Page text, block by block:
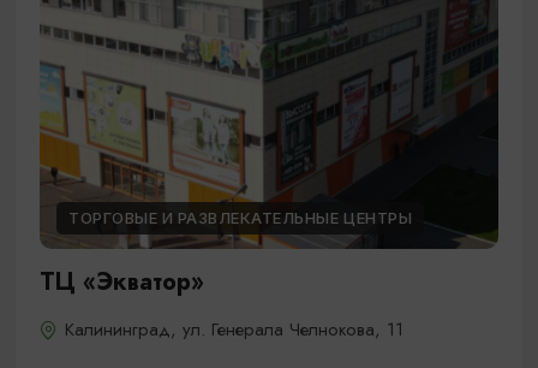
ТОРГОВЫЕ И РАЗВЛЕКАТЕЛЬНЫЕ ЦЕНТРЫ
ТЦ «Экватор»
Калининград, ул. Генерала Челнокова, 11